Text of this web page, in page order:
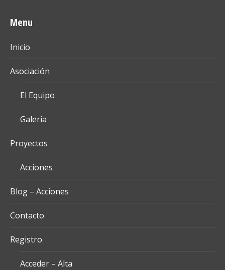
Menu
Inicio
Asociación
El Equipo
Galeria
Proyectos
Acciones
Blog – Acciones
Contacto
Registro
Acceder – Alta